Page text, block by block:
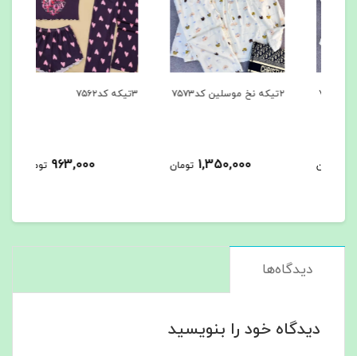
1,350,000 تومان 963,000 تومان
دیدگاه‌ها
دیدگاه خود را بنویسید